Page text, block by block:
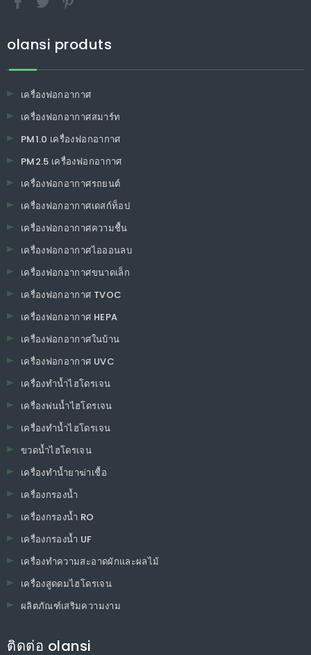
olansi produts
เครื่องฟอกอากาศ
เครื่องฟอกอากาศสมาร์ท
PM1.0 เครื่องฟอกอากาศ
PM2.5 เครื่องฟอกอากาศ
เครื่องฟอกอากาศรถยนต์
เครื่องฟอกอากาศเดสก์ท็อป
เครื่องฟอกอากาศความชื้น
เครื่องฟอกอากาศไอออนลบ
เครื่องฟอกอากาศขนาดเล็ก
เครื่องฟอกอากาศ TVOC
เครื่องฟอกอากาศ HEPA
เครื่องฟอกอากาศในบ้าน
เครื่องฟอกอากาศ UVC
เครื่องทำน้ำไฮโดรเจน
เครื่องพ่นน้ำไฮโดรเจน
เครื่องทำน้ำไฮโดรเจน
ขวดน้ำไฮโดรเจน
เครื่องทำน้ำยาฆ่าเชื้อ
เครื่องกรองน้ำ
เครื่องกรองน้ำ RO
เครื่องกรองน้ำ UF
เครื่องทำความสะอาดผักและผลไม้
เครื่องสูดดมไฮโดรเจน
ผลิตภัณฑ์เสริมความงาม
ติดต่อ olansi